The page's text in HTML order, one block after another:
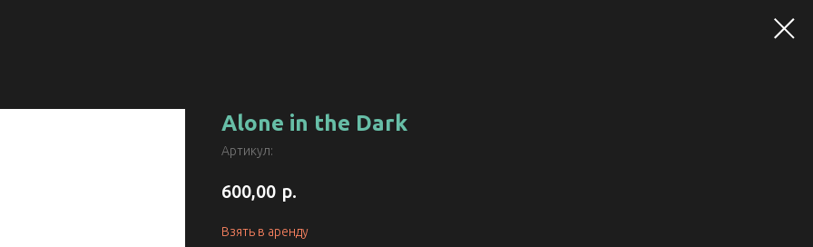
Alone in the Dark
Артикул:
600,00 р.
Взять в аренду